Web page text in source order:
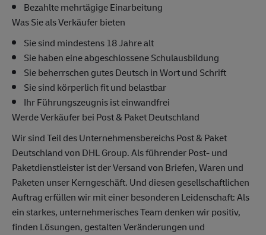
Bezahlte mehrtägige Einarbeitung
Was Sie als Verkäufer bieten
Sie sind mindestens 18 Jahre alt
Sie haben eine abgeschlossene Schulausbildung
Sie beherrschen gutes Deutsch in Wort und Schrift
Sie sind körperlich fit und belastbar
Ihr Führungszeugnis ist einwandfrei
Werde Verkäufer bei Post & Paket Deutschland
Wir sind Teil des Unternehmensbereichs Post & Paket
Deutschland von DHL Group. Als führender Post- und
Paketdienstleister ist der Versand von Briefen, Waren und
Paketen unser Kerngeschäft. Und diesen gesellschaftlichen
Auftrag erfüllen wir mit einer besonderen Leidenschaft: Als
ein starkes, unternehmerisches Team denken wir positiv,
finden Lösungen, gestalten Veränderungen und